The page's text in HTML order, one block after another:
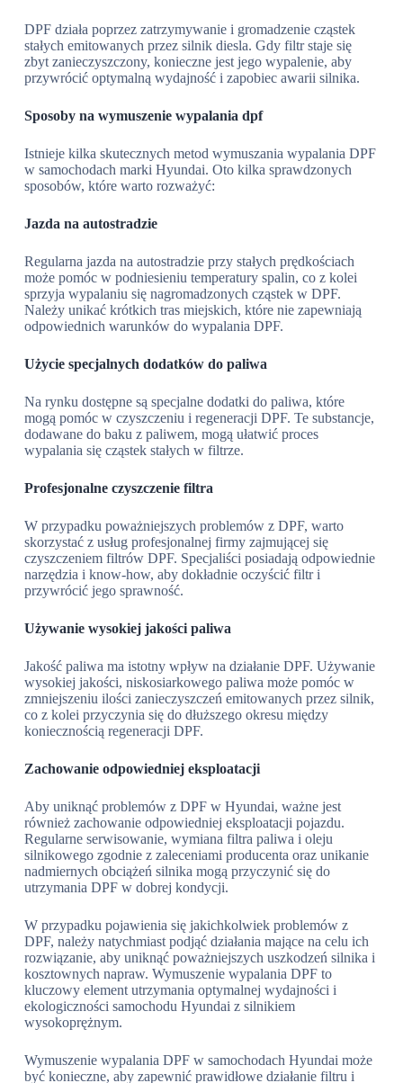
DPF działa poprzez zatrzymywanie i gromadzenie cząstek
stałych emitowanych przez silnik diesla. Gdy filtr staje się
zbyt zanieczyszczony, konieczne jest jego wypalenie, aby
przywrócić optymalną wydajność i zapobiec awarii silnika.
Sposoby na wymuszenie wypalania dpf
Istnieje kilka skutecznych metod wymuszania wypalania DPF
w samochodach marki Hyundai. Oto kilka sprawdzonych
sposobów, które warto rozważyć:
Jazda na autostradzie
Regularna jazda na autostradzie przy stałych prędkościach
może pomóc w podniesieniu temperatury spalin, co z kolei
sprzyja wypalaniu się nagromadzonych cząstek w DPF.
Należy unikać krótkich tras miejskich, które nie zapewniają
odpowiednich warunków do wypalania DPF.
Użycie specjalnych dodatków do paliwa
Na rynku dostępne są specjalne dodatki do paliwa, które
mogą pomóc w czyszczeniu i regeneracji DPF. Te substancje,
dodawane do baku z paliwem, mogą ułatwić proces
wypalania się cząstek stałych w filtrze.
Profesjonalne czyszczenie filtra
W przypadku poważniejszych problemów z DPF, warto
skorzystać z usług profesjonalnej firmy zajmującej się
czyszczeniem filtrów DPF. Specjaliści posiadają odpowiednie
narzędzia i know-how, aby dokładnie oczyścić filtr i
przywrócić jego sprawność.
Używanie wysokiej jakości paliwa
Jakość paliwa ma istotny wpływ na działanie DPF. Używanie
wysokiej jakości, niskosiarkowego paliwa może pomóc w
zmniejszeniu ilości zanieczyszczeń emitowanych przez silnik,
co z kolei przyczynia się do dłuższego okresu między
koniecznością regeneracji DPF.
Zachowanie odpowiedniej eksploatacji
Aby uniknąć problemów z DPF w Hyundai, ważne jest
również zachowanie odpowiedniej eksploatacji pojazdu.
Regularne serwisowanie, wymiana filtra paliwa i oleju
silnikowego zgodnie z zaleceniami producenta oraz unikanie
nadmiernych obciążeń silnika mogą przyczynić się do
utrzymania DPF w dobrej kondycji.
W przypadku pojawienia się jakichkolwiek problemów z
DPF, należy natychmiast podjąć działania mające na celu ich
rozwiązanie, aby uniknąć poważniejszych uszkodzeń silnika i
kosztownych napraw. Wymuszenie wypalania DPF to
kluczowy element utrzymania optymalnej wydajności i
ekologiczności samochodu Hyundai z silnikiem
wysokoprężnym.
Wymuszenie wypalania DPF w samochodach Hyundai może
być konieczne, aby zapewnić prawidłowe działanie filtru i